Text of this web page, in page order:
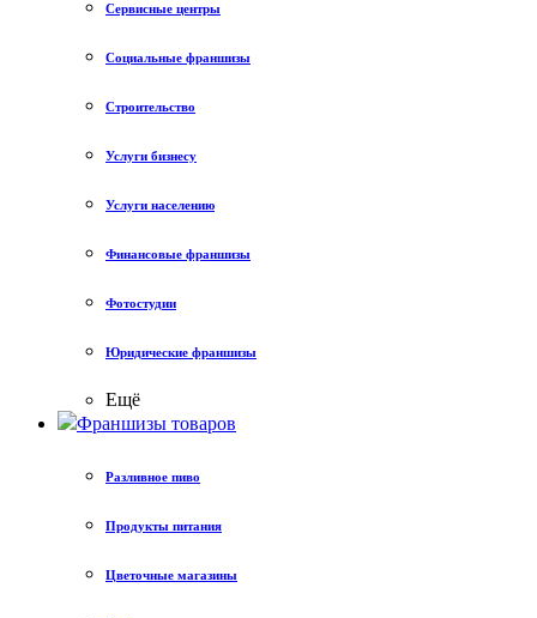
Сервисные центры
Социальные франшизы
Строительство
Услуги бизнесу
Услуги населению
Финансовые франшизы
Фотостудии
Юридические франшизы
Ещё
Франшизы товаров
Разливное пиво
Продукты питания
Цветочные магазины